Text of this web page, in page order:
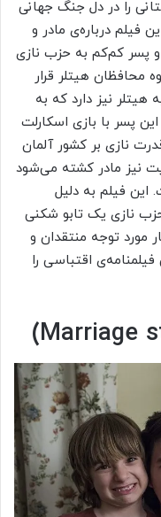
را در دل جنگ جهانی
فیلم درباره‌ی مادر و
پسر کم‌کم به حزب نازی
هیتلر قرار
نیز دارد که به
پسر با بازی اسکارلت
نازی بر کشور آلمان
نیز مادر کشته می‌شود
فیلم به دلیل
نازی یک تابو شکنی
مورد توجه منتقدان و
اقتباسی را